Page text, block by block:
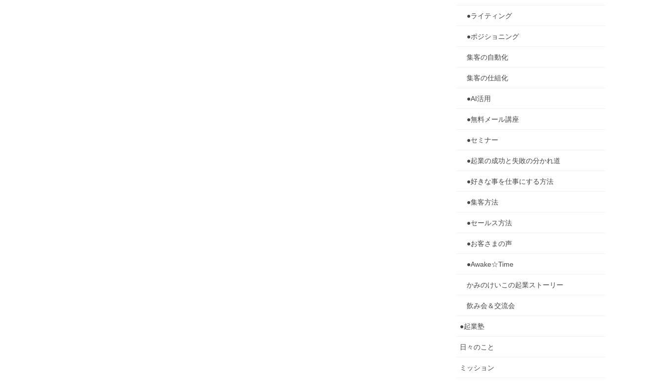
●ライティング
●ポジショニング
集客の自動化
集客の仕組化
●AI活用
●無料メール講座
●セミナー
●起業の成功と失敗の分かれ道
●好きな事を仕事にする方法
●集客方法
●セールス方法
●お客さまの声
●Awake☆Time
かみのけいこの起業ストーリー
飲み会＆交流会
●起業塾
日々のこと
ミッション